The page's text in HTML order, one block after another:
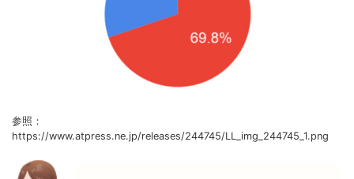
参照：
https://www.atpress.ne.jp/releases/244745/LL_img_244745_1.png